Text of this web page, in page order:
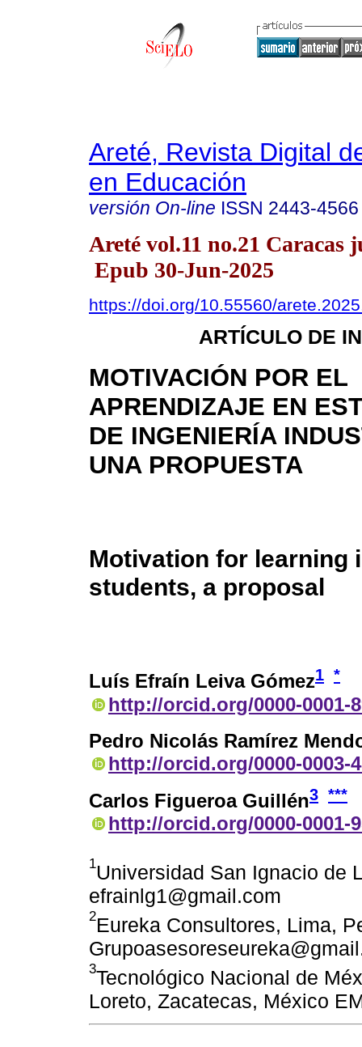
Areté, Revista Digital
en Educación
versión On-line ISSN 2443-4566
Areté vol.11 no.21 Caracas
Epub 30-Jun-2025
https://doi.org/10.55560/
ARTÍCULO DE
MOTIVACIÓN POR EL
APRENDIZAJE EN
DE INGENIERÍA
UNA PROPUESTA
Motivation for learning
students, a proposal
Luís Efraín Leiva Gómez1 *
http://orcid.org/0000-0001-
Pedro Nicolás Ramírez
http://orcid.org/0000-0003-
Carlos Figueroa Guillén3 ***
http://orcid.org/0000-0001-
1Universidad San Ignacio de
efrainlg1@gmail.com
2Eureka Consultores, Lima,
3Tecnológico Nacional de
Loreto, Zacatecas, México